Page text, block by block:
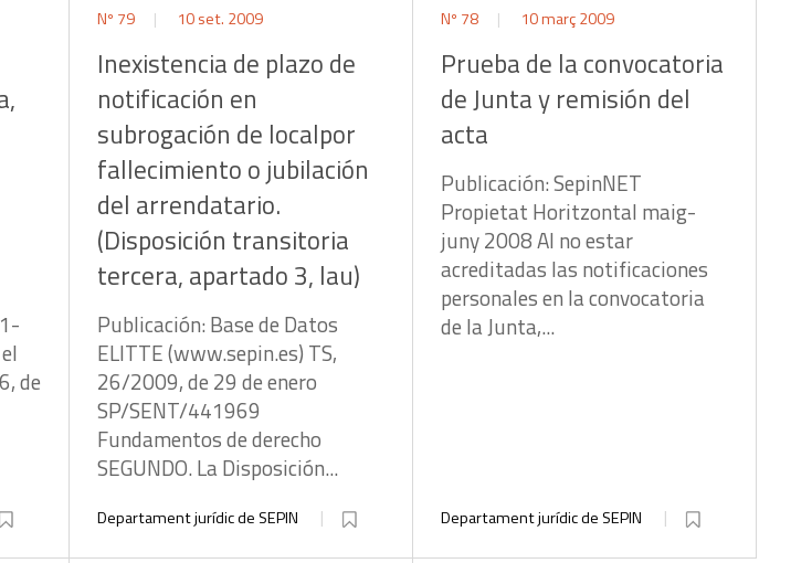
de
Nº 79
10 set. 2009
Inexistencia de plazo de
notificación en
subrogación de localpor
fallecimiento o jubilación
del arrendatario.
(Disposición transitoria
tercera, apartado 3, lau)
Publicación: Base de Datos
ELITTE (www.sepin.es) TS,
26/2009, de 29 de enero
SP/SENT/441969
Fundamentos de derecho
SEGUNDO. La Disposición...
Departament jurídic de SEPIN
Nº 78
10 març 2009
Prueba de la convocatoria
de Junta y remisión del
acta
Publicación: SepinNET
Propietat Horitzontal maig-
juny 2008 Al no estar
acreditadas las notificaciones
personales en la convocatoria
de la Junta,...
Departament jurídic de SEPIN